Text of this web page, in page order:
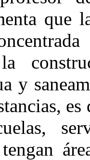
que
y